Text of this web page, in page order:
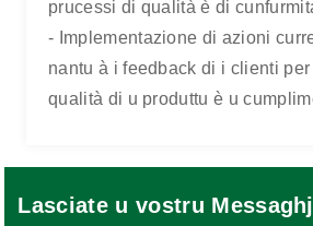
prucessi di qualità è di
- Implementazione di azioni
nantu à i feedback di i clienti per
qualità di u produttu è u
Lasciate u vostru